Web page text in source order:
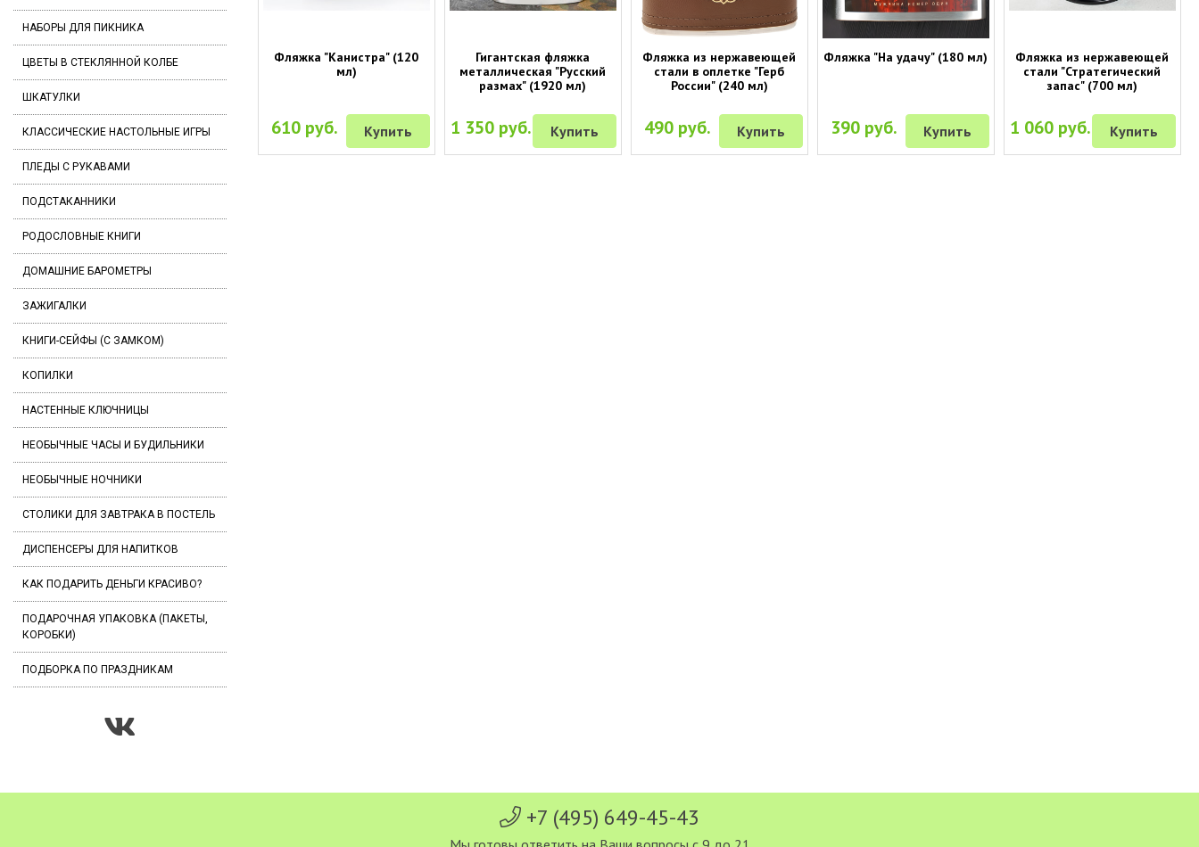
НАБОРЫ ДЛЯ ПИКНИКА
ЦВЕТЫ В СТЕКЛЯННОЙ КОЛБЕ
ШКАТУЛКИ
КЛАССИЧЕСКИЕ НАСТОЛЬНЫЕ ИГРЫ
ПЛЕДЫ С РУКАВАМИ
ПОДСТАКАННИКИ
РОДОСЛОВНЫЕ КНИГИ
ДОМАШНИЕ БАРОМЕТРЫ
ЗАЖИГАЛКИ
КНИГИ-СЕЙФЫ (С ЗАМКОМ)
КОПИЛКИ
НАСТЕННЫЕ КЛЮЧНИЦЫ
НЕОБЫЧНЫЕ ЧАСЫ И БУДИЛЬНИКИ
НЕОБЫЧНЫЕ НОЧНИКИ
СТОЛИКИ ДЛЯ ЗАВТРАКА В ПОСТЕЛЬ
ДИСПЕНСЕРЫ ДЛЯ НАПИТКОВ
КАК ПОДАРИТЬ ДЕНЬГИ КРАСИВО?
ПОДАРОЧНАЯ УПАКОВКА (ПАКЕТЫ,
КОРОБКИ)
ПОДБОРКА ПО ПРАЗДНИКАМ
Фляжка "Канистра" (120
мл)
610 руб. Купить
Гигантская фляжка
металлическая "Русский
размах" (1920 мл)
1 350 руб. Купить
Фляжка из нержавеющей
стали в оплетке "Герб
России" (240 мл)
490 руб. Купить
Фляжка "На удачу" (180 мл)
390 руб. Купить
Фляжка из нержавеющей
стали "Стратегический
запас" (700 мл)
1 060 руб. Купить
+7 (495) 649-45-43